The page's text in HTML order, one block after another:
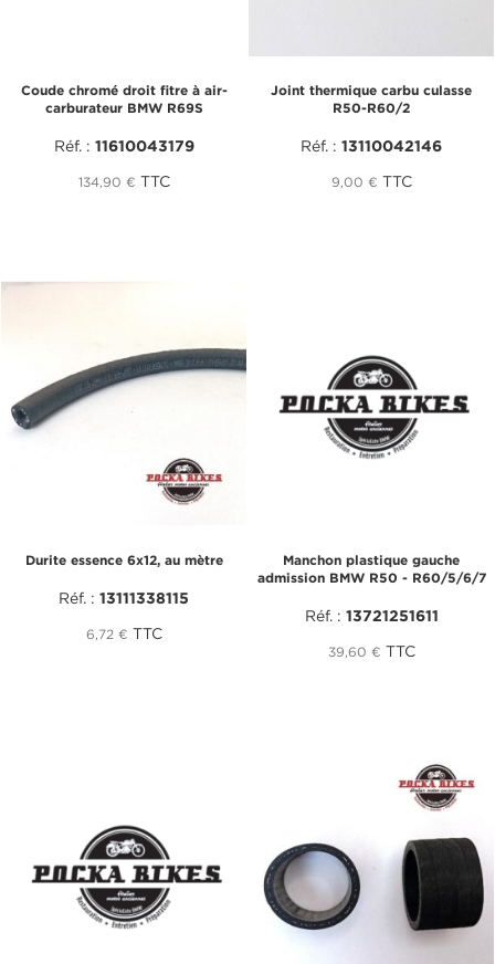
Coude chromé droit fitre à air-
carburateur BMW R69S
Réf. : 11610043179
134,90 € TTC
Joint thermique carbu culasse
R50-R60/2
Réf. : 13110042146
9,00 € TTC
Durite essence 6x12, au mètre
Réf. : 13111338115
6,72 € TTC
Manchon plastique gauche
admission BMW R50 - R60/5/6/7
Réf. : 13721251611
39,60 € TTC